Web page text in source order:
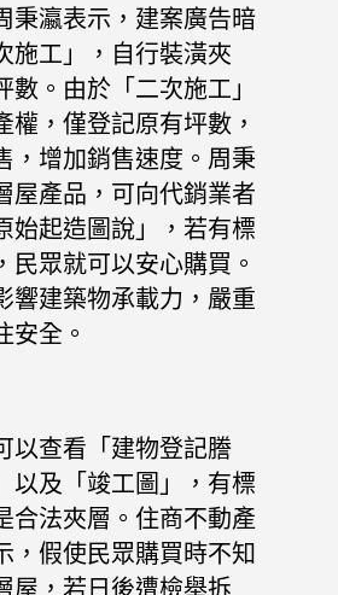
秉瀛表示，建案廣告暗
施工」，自行裝潢夾
。由於「二次施工」
權，僅登記原有坪數，
，增加銷售速度。 周秉
屋產品，可向代銷業者
始起造圖說」，若有標
民眾就可以安心購買。
響建築物承載力，嚴重
安全。
以查看「建物登記謄
以及「竣工圖」，有標
合法夾層。 住商不動產
，假使民眾購買時不知
屋，若日後遭檢舉拆